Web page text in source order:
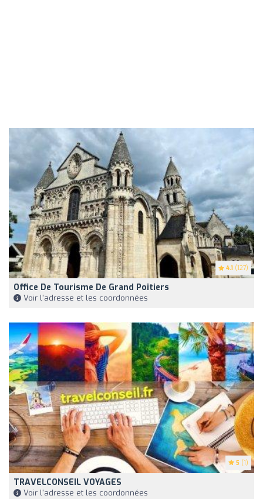
4.1 (127)
Office De Tourisme De Grand Poitiers
Voir l'adresse et les coordonnées
5 (1)
TRAVELCONSEIL VOYAGES
Voir l'adresse et les coordonnées